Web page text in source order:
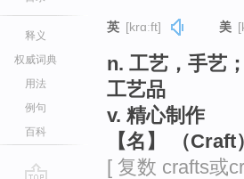
释义
权威词典
用法
例句
百科
英 [krɑːft] 美
n. 工艺，手艺
工艺品
v. 精心制作
【名】 （
[ 复数 crafts或